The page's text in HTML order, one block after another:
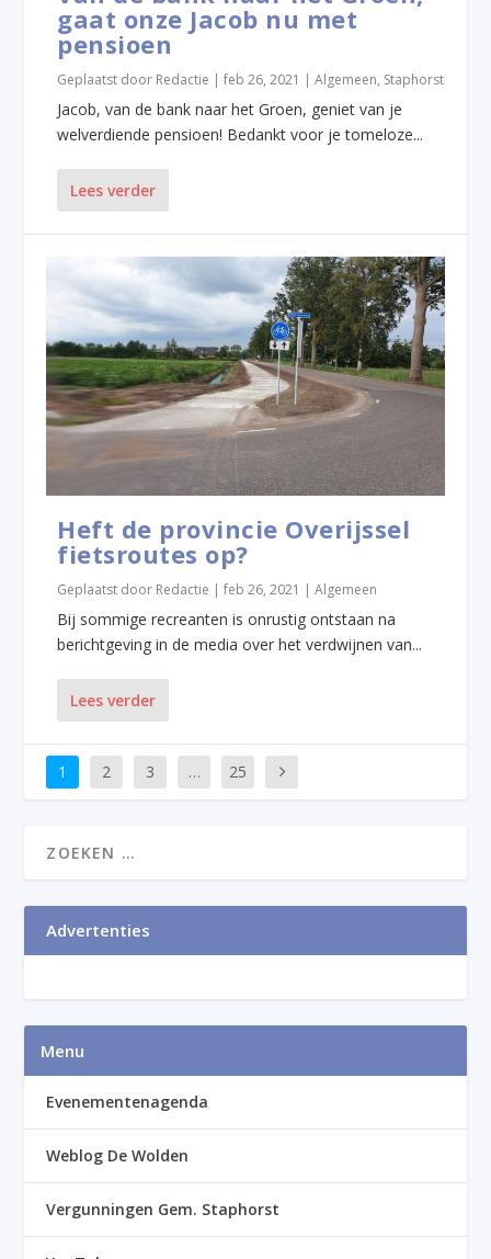
gaat onze Jacob nu met
pensioen
Geplaatst door Redactie |feb 26, 2021 |Algemeen, Staphorst
Jacob, van de bank naar het Groen, geniet van je
welverdiende pensioen! Bedankt voor je tomeloze...
Lees verder
Heft de provincie Overijssel
fietsroutes op?
Geplaatst door Redactie |feb 26, 2021 |Algemeen
Bij sommige recreanten is onrustig ontstaan na
berichtgeving in de media over het verdwijnen van...
Lees verder
1 2 3 … 25
Advertenties
Menu
Evenementenagenda
Weblog De Wolden
Vergunningen Gem. Staphorst